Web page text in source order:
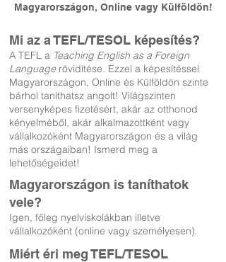
Magyarországon, Online vagy Külföldön!
Mi az a TEFL/TESOL képesítés?
A TEFL a Teaching English as a Foreign
Languagerövidítése. Ezzel a képesítéssel
Magyarországon, Online és Külföldön szinte
bárhol taníthatsz angolt! Világszinten
versenyképes fizetésért, akár az otthonod
kényelméből, akár alkalmazottként vagy
vállalkozóként Magyarországon és a világ
más országaiban! Ismerd meg a
lehetőségeidet!
Magyarországon is taníthatok
vele?
Igen, főleg nyelviskolákban illetve
vállalkozóként (online vagy személyesen)
Miért éri meg TEFL/TESOL